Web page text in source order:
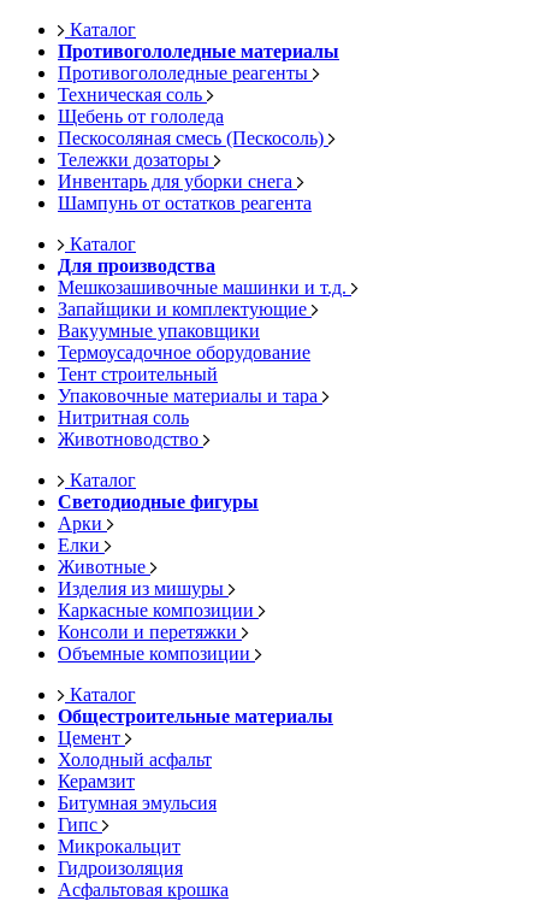
Каталог
Противогололедные материалы
Противогололедные реагенты
Техническая соль
Щебень от гололеда
Пескосоляная смесь (Пескосоль)
Тележки дозаторы
Инвентарь для уборки снега
Шампунь от остатков реагента
Каталог
Для производства
Мешкозашивочные машинки и т.д.
Запайщики и комплектующие
Вакуумные упаковщики
Термоусадочное оборудование
Тент строительный
Упаковочные материалы и тара
Нитритная соль
Животноводство
Каталог
Светодиодные фигуры
Арки
Елки
Животные
Изделия из мишуры
Каркасные композиции
Консоли и перетяжки
Объемные композиции
Каталог
Общестроительные материалы
Цемент
Холодный асфальт
Керамзит
Битумная эмульсия
Гипс
Микрокальцит
Гидроизоляция
Асфальтовая крошка